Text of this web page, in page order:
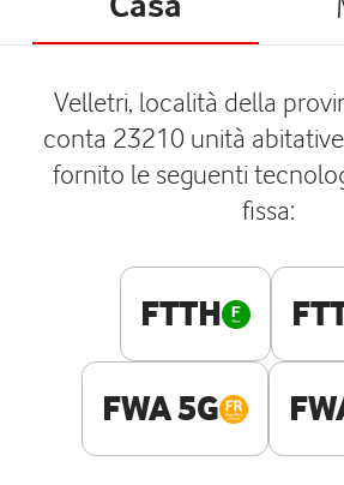
Velletri, località della
conta 23210 unità
fornito le seguenti
fissa:
FTTH
FWA 5G